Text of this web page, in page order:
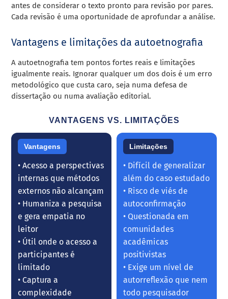
antes de considerar o texto pronto para revisão por pares.
Cada revisão é uma oportunidade de aprofundar a análise.
Vantagens e limitações da autoetnografia
A autoetnografia tem pontos fortes reais e limitações
igualmente reais. Ignorar qualquer um dos dois é um erro
metodológico que custa caro, seja numa defesa de
dissertação ou numa avaliação editorial.
VANTAGENS VS. LIMITAÇÕES
Vantagens
• Acesso a perspectivas
internas que métodos
externos não alcançam
• Humaniza a pesquisa
e gera empatia no
leitor
• Útil onde o acesso a
participantes é
limitado
• Captura a
complexidade
Limitações
• Difícil de generalizar
além do caso estudado
• Risco de viés de
autoconfirmação
• Questionada em
comunidades
acadêmicas
positivistas
• Exige um nível de
autorreflexão que nem
todo pesquisador